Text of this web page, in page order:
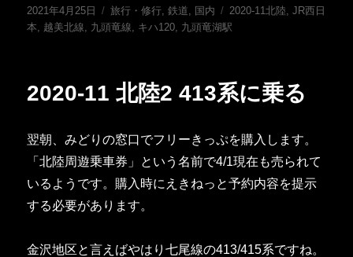
投
稿
2021年4月25日
カ
テ
旅行・修行 ,鉄道 国内
タ
グ
2020-11北陸 ,JR西日
本
越美北線 九頭竜線 キハ120 九頭竜湖駅
2020-11 北陸2 413系に乗る
翌朝、みどりの窓口でフリーきっぷを購入します。
「北陸周遊乗車券」という名前で4/1現在も売られて
いるようです。購入時にえきねっと予約内容を提示
する必要があります。
金沢地区と言えばやはり七尾線の413/415系ですね。